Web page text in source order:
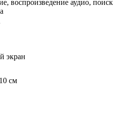
воспроизведение аудио, поиск
экран
см